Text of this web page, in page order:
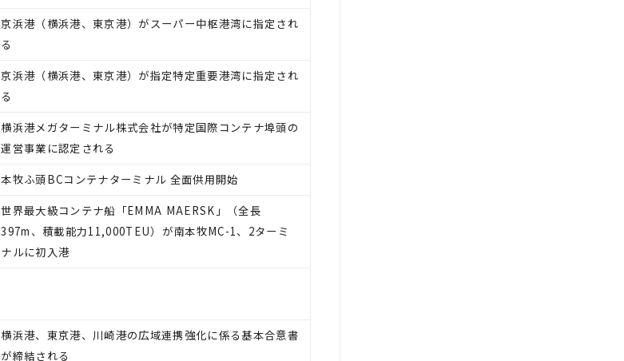
京浜港（横浜港、東京港）がスーパー中枢港湾に指定され
る
京浜港（横浜港、東京港）が指定特定重要港湾に指定され
る
横浜港メガターミナル株式会社が特定国際コンテナ埠頭の
運営事業に認定される
本牧ふ頭BCコンテナターミナル 全面供用開始
世界最大級コンテナ船「EMMA MAERSK」（全長
397m、積載能力11,000TEU）が南本牧MC-1、2ターミ
ナルに初入港
横浜港、東京港、川崎港の広域連携強化に係る基本合意書
が締結される